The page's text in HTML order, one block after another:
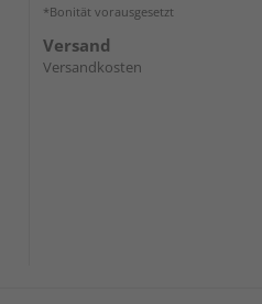
*Bonität vorausgesetzt
Versand
Versandkosten